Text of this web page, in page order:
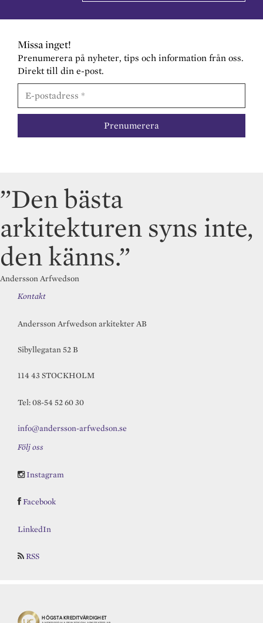
Missa inget!
Prenumerera på nyheter, tips och information från oss.
Direkt till din e-post.
”Den bästa
arkitekturen syns inte,
den känns.”
Andersson Arfwedson
Kontakt
Andersson Arfwedson arkitekter AB
Sibyllegatan 52 B
114 43 STOCKHOLM
Tel: 08-54 52 60 30
info@andersson-arfwedson.se
Följ oss
Instagram
Facebook
LinkedIn
RSS